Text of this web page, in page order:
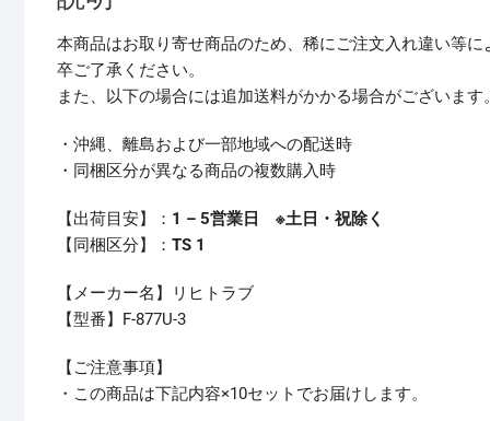
本商品はお取り寄せ商品のため、稀にご注文入れ違い等
卒ご了承ください。
また、以下の場合には追加送料がかかる場合がございます。
・沖縄、離島および一部地域への配送時
・同梱区分が異なる商品の複数購入時
【出荷目安】： 1 – 5営業日 ※土日・祝除く
【同梱区分】： TS 1
【メーカー名】リヒトラブ
【型番】F-877U-3
【ご注意事項】
・この商品は下記内容×10セットでお届けします。